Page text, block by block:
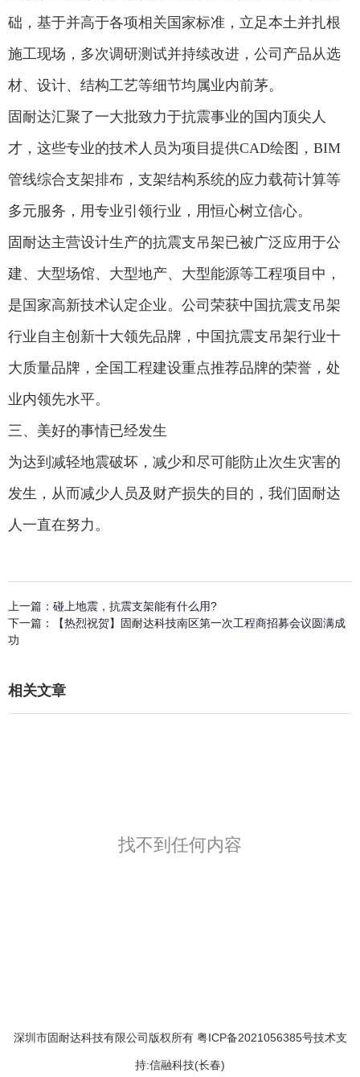
础，基于并高于各项相关国家标准，立足本土并扎根
施工现场，多次调研测试并持续改进，公司产品从选
材、设计、结构工艺等细节均属业内前茅。
固耐达汇聚了一大批致力于抗震事业的国内顶尖人
才，这些专业的技术人员为项目提供CAD绘图，BIM
管线综合支架排布，支架结构系统的应力载荷计算等
多元服务，用专业引领行业，用恒心树立信心。
固耐达主营设计生产的抗震支吊架已被广泛应用于公
建、大型场馆、大型地产、大型能源等工程项目中，
是国家高新技术认定企业。公司荣获中国抗震支吊架
行业自主创新十大领先品牌，中国抗震支吊架行业十
大质量品牌，全国工程建设重点推荐品牌的荣誉，处
业内领先水平。
三、美好的事情已经发生
为达到减轻地震破坏，减少和尽可能防止次生灾害的
发生，从而减少人员及财产损失的目的，我们固耐达
人一直在努力。
上一篇： 碰上地震，抗震支架能有什么用?
下一篇：
【热烈祝贺】固耐达科技南区第一次工程商招募会议圆满成
功
相关文章
找不到任何内容
深圳市固耐达科技有限公司版权所有 粤ICP备2021056385号技术支
持:信融科技(长春)